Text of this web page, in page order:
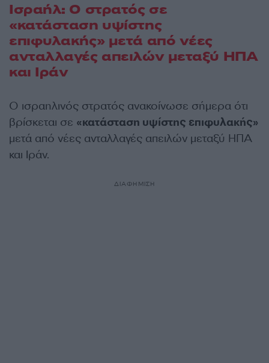
Ισραήλ: Ο στρατός σε
«κατάσταση υψίστης
επιφυλακής» μετά από νέες
ανταλλαγές απειλών μεταξύ ΗΠΑ
και Ιράν
Ο ισραηλινός στρατός ανακοίνωσε σήμερα ότι
βρίσκεται σε «κατάσταση υψίστης επιφυλακής»
μετά από νέες ανταλλαγές απειλών μεταξύ ΗΠΑ
και Ιράν.
ΔΙΑΦΗΜΙΣΗ